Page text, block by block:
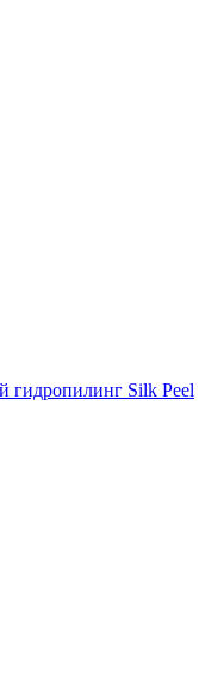
гидропилинг Silk Peel